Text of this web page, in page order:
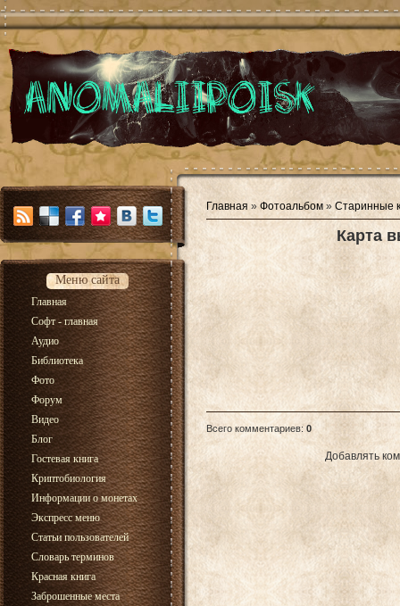
Меню сайта
Главная
Софт - главная
Аудио
Библиотека
Фото
Форум
Видео
Блог
Гостевая книга
Криптобиология
Информации о монетах
Экспресс меню
Статьи пользователей
Словарь терминов
Красная книга
Заброшенные места
Главная » Фотоальбом » Старинные
Карта
Всего комментариев: 0
Добавлять